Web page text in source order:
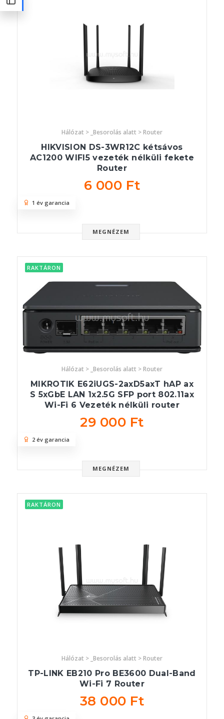
Hálózat > _Besorolás alatt > Router
HIKVISION DS-3WR12C kétsávos
AC1200 WIFI5 vezeték nélküli fekete
Router
6 000 Ft
MEGNÉZEM
1 év garancia
RAKTÁRON
Hálózat > _Besorolás alatt > Router
MIKROTIK E62iUGS-2axD5axT hAP ax
S 5xGbE LAN 1x2.5G SFP port 802.11ax
Wi-Fi 6 Vezeték nélküli router
29 000 Ft
MEGNÉZEM
2 év garancia
RAKTÁRON
Hálózat > _Besorolás alatt > Router
TP-LINK EB210 Pro BE3600 Dual-Band
Wi-Fi 7 Router
38 000 Ft